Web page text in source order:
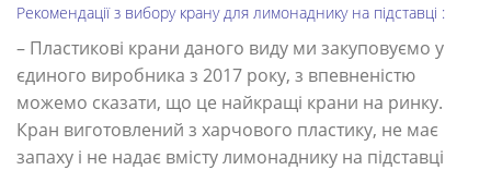
Рекомендації з вибору крану для лимонаднику на підставці :
– Пластикові крани даного виду ми закуповуємо у
єдиного виробника з 2017 року, з впевненістю
можемо сказати, що це найкращі крани на ринку.
Кран виготовлений з харчового пластику, не має
запаху і не надає вмісту лимонаднику на підставці